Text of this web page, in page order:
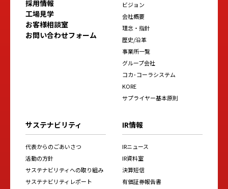
採用情報
工場見学
お客様相談室
お問い合わせフォーム
ビジョン
会社概要
理念・指針
歴史/沿革
事業所一覧
グループ会社
コカ･コーラシステム
KORE
サプライヤー基本原則
サステナビリティ
代表からのごあいさつ
活動の方針
サステナビリティへの取り組み
サステナビリティレポート
IR情報
IRニュース
IR資料室
決算短信
有価証券報告書